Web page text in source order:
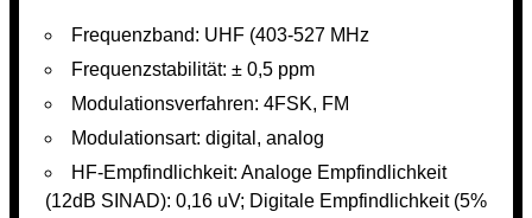
Frequenzband: UHF (403-527 MHz
Frequenzstabilität: ± 0,5 ppm
Modulationsverfahren: 4FSK, FM
Modulationsart: digital, analog
HF-Empfindlichkeit: Analoge Empfindlichkeit
(12dB SINAD): 0,16 uV; Digitale Empfindlichkeit (5%